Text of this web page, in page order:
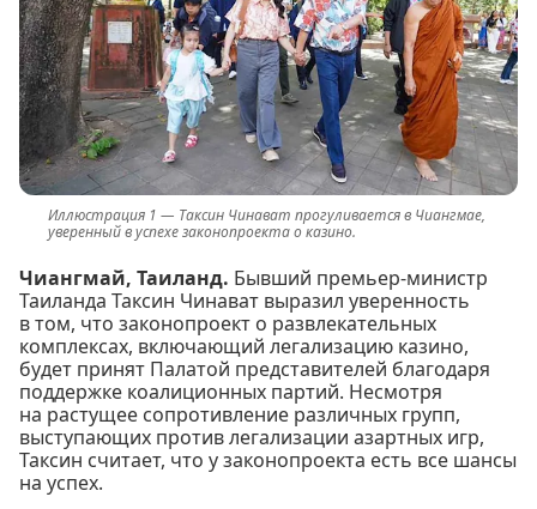
Таксин Чинават прогуливается в Чиангмае,
уверенный в успехе законопроекта о казино.
Чиангмай, Таиланд. Бывший премьер-министр
Таиланда Таксин Чинават выразил уверенность
в том, что законопроект о развлекательных
комплексах, включающий легализацию казино,
будет принят Палатой представителей благодаря
поддержке коалиционных партий. Несмотря
на растущее сопротивление различных групп,
выступающих против легализации азартных игр,
Таксин считает, что у законопроекта есть все шансы
на успех.